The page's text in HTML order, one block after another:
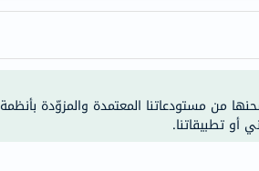
من مستودعاتنا المعتمدة والمزوّدة بأنظمة
أو تطبيقاتنا.